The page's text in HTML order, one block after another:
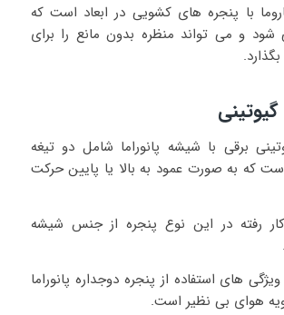
با پنجره های کشویی در ابعاد است که
شود و می تواند منظره بدون مانع را برای
برقی با شیشه پانوراما شامل دو تیغه
که به صورت عمود به بالا یا پایین حرکت
رفته در این نوع پنجره از جنس شیشه
های استفاده از پنجره دوجداره پانوراما
هوای بی نظیر است.